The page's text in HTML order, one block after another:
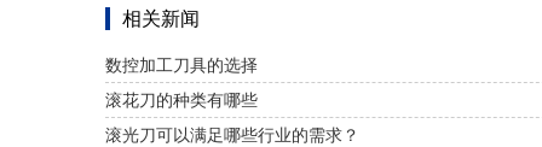
相关新闻
数控加工刀具的选择
滚花刀的种类有哪些
滚光刀可以满足哪些行业的需求？